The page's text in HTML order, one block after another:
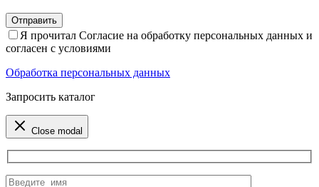
Я прочитал Согласие на обработку персональных данных и
согласен с условиями
Обработка персональных данных
Запросить каталог
Close modal